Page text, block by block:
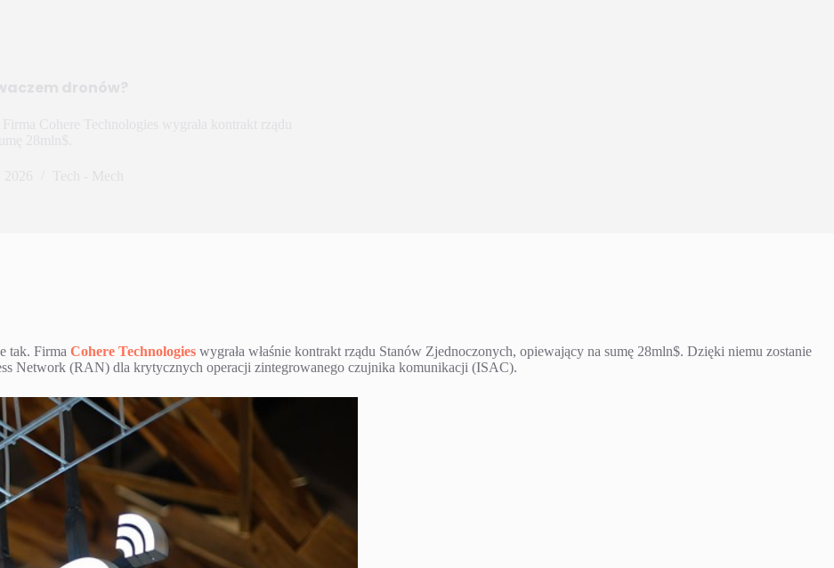
tak. Firma Cohere Technologieswygrała właśnie kontrakt rządu Stanów Zjednoczonych, opiewający na sumę 28mln$. Dzięki niemu zostanie
Network (RAN) dla krytycznych operacji zintegrowanego czujnika komunikacji (ISAC).